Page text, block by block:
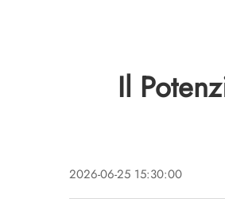
Il
2026-06-25 15:30:00